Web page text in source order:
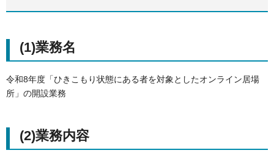
(1)業務名
令和8年度「ひきこもり状態にある者を対象としたオンライン居場
所」の開設業務
(2)業務内容